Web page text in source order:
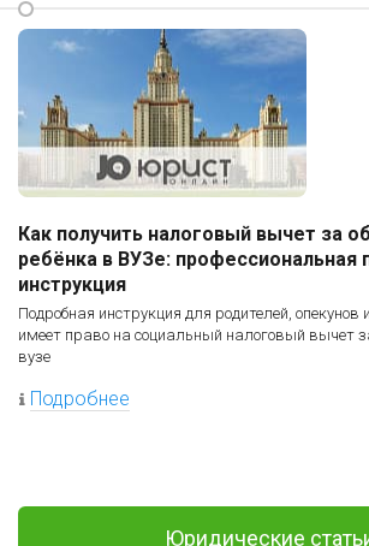
Как получить налоговый вычет за
ребёнка в ВУЗе: профессиональная
инструкция
Подробная инструкция для родителей, опекунов
имеет право на социальный налоговый вычет
вузе
Подробнее
Юридические